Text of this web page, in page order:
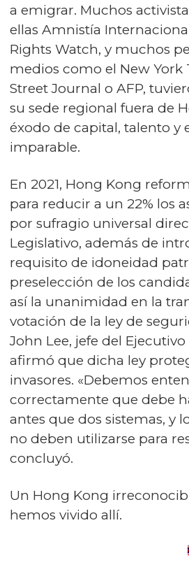
a emigrar. Muchos
ellas Amnistía
Rights Watch, y muchos
medios como el New York
Street Journal o AFP,
su sede regional fuera de
éxodo de capital, talento y
imparable.
En 2021, Hong Kong
para reducir a un 22% los
por sufragio universal
Legislativo, además de
requisito de idoneidad
preselección de los
así la unanimidad en la
votación de la ley de
John Lee, jefe del
afirmó que dicha ley
invasores. «Debemos
correctamente que debe
antes que dos sistemas, y
no deben utilizarse para
concluyó.
Un Hong Kong
hemos vivido allí.